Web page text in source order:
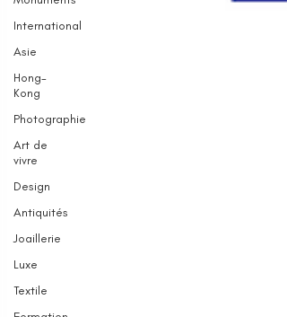
International
Asie
Hong-
Kong
Photographie
Art de
vivre
Design
Antiquités
Joaillerie
Luxe
Textile